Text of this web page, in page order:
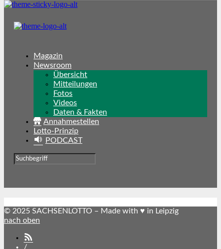
Magazin
Newsroom
Übersicht
Mitteilungen
Fotos
Videos
Daten & Fakten
Annahmestellen
Lotto-Prinzip
PODCAST
© 2025 SACHSENLOTTO – Made with ♥ in Leipzig
nach oben
/